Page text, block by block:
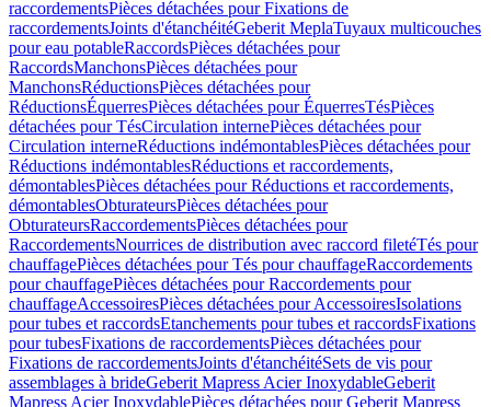
raccordementsPièces détachées pour Fixations de
raccordementsJoints d'étanchéitéGeberit MeplaTuyaux multicouches
pour eau potableRaccordsPièces détachées pour
RaccordsManchonsPièces détachées pour
ManchonsRéductionsPièces détachées pour
RéductionsÉquerresPièces détachées pour ÉquerresTésPièces
détachées pour TésCirculation internePièces détachées pour
Circulation interneRéductions indémontablesPièces détachées pour
Réductions indémontablesRéductions et raccordements,
démontablesPièces détachées pour Réductions et raccordements,
démontablesObturateursPièces détachées pour
ObturateursRaccordementsPièces détachées pour
RaccordementsNourrices de distribution avec raccord filetéTés pour
chauffagePièces détachées pour Tés pour chauffageRaccordements
pour chauffagePièces détachées pour Raccordements pour
chauffageAccessoiresPièces détachées pour AccessoiresIsolations
pour tubes et raccordsEtanchements pour tubes et raccordsFixations
pour tubesFixations de raccordementsPièces détachées pour
Fixations de raccordementsJoints d'étanchéitéSets de vis pour
assemblages à brideGeberit Mapress Acier InoxydableGeberit
Mapress Acier InoxydablePièces détachées pour Geberit Mapress